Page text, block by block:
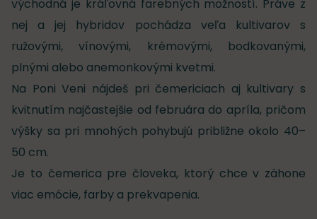
východná je kráľovná farebných možností. Práve z
nej a jej hybridov pochádza veľa kultivarov s
ružovými, vínovými, krémovými, bodkovanými,
plnými alebo anemonkovými kvetmi.
Na Poni Veni nájdeš pri čemericiach aj kultivary s
kvitnutím najčastejšie od februára do apríla, pričom
výšky sa pri mnohých pohybujú približne okolo 40–
50 cm.
Je to čemerica pre človeka, ktorý chce v záhone
viac emócie, farby a prekvapenia.